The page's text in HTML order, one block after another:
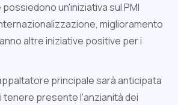
un'iniziativa sul PMI
miglioramento
altre iniziative positive per i
principale sarà anticipata
tenere presente l'anzianità dei